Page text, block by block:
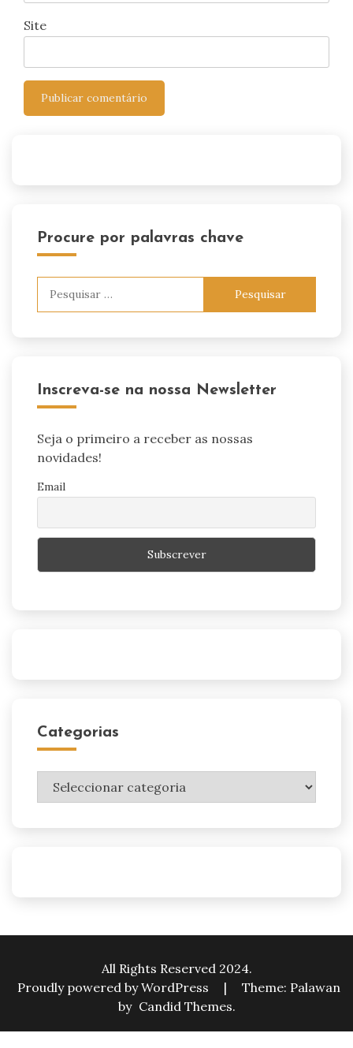
Site
Procure por palavras chave
Inscreva-se na nossa Newsletter
Seja o primeiro a receber as nossas
novidades!
Email
Categorias
Categorias
All Rights Reserved 2024.
Proudly powered by WordPress
|
Theme: Palawan
by Candid Themes.